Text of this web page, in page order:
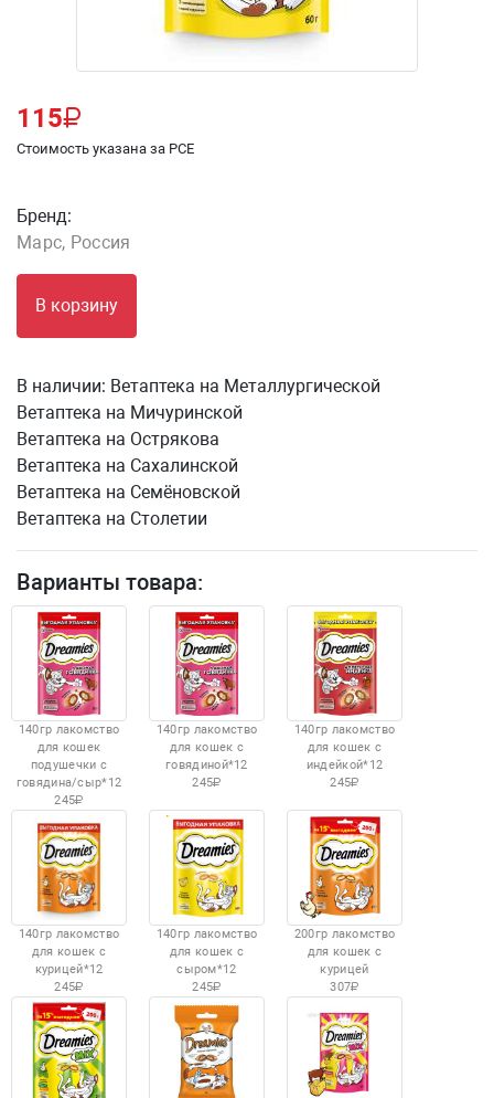
115
Стоимость указана за PCE
Бренд:
Марс, Россия
В корзину
В наличии: Ветаптека на Металлургической
Ветаптека на Мичуринской
Ветаптека на Острякова
Ветаптека на Сахалинской
Ветаптека на Семёновской
Ветаптека на Столетии
Варианты товара:
140гр лакомство
для кошек
подушечки с
говядина/сыр*12
245
140гр лакомство
для кошек с
говядиной*12
245
140гр лакомство
для кошек с
индейкой*12
245
140гр лакомство
для кошек с
курицей*12
245
140гр лакомство
для кошек с
сыром*12
245
200гр лакомство
для кошек с
курицей
307